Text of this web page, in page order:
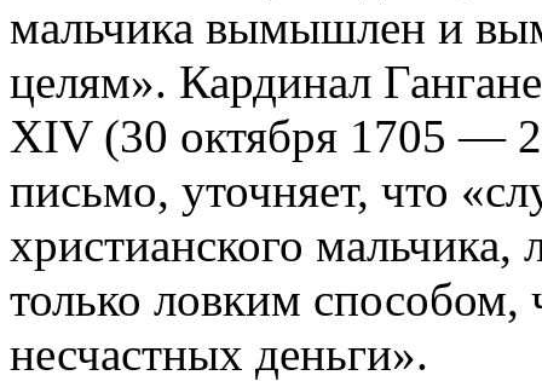
мальчика вымышлен и
целям». Кардинал
XIV (30 октября 1705 —
письмо, уточняет, что
христианского
только ловким способом,
несчастных деньги».